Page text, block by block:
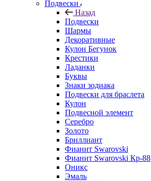
Подвески
Назад
Подвески
Шармы
Декоративные
Кулон Бегунок
Крестики
Ладанки
Буквы
Знаки зодиака
Подвески для браслета
Кулон
Подвесной элемент
Серебро
Золото
Бриллиант
Фианит Swarovski
Фианит Swarovski Кр-88
Оникс
Эмаль